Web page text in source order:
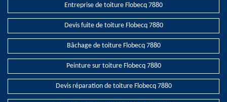
Entreprise de toiture Flobecq 7880
Devis fuite de toiture Flobecq 7880
Bâchage de toiture Flobecq 7880
Peinture sur toiture Flobecq 7880
Devis réparation de toiture Flobecq 7880